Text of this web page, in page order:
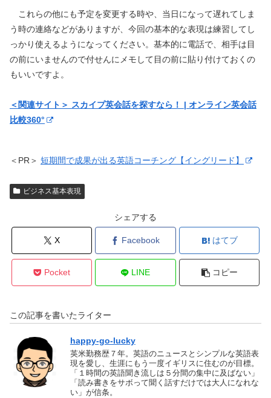
これらの他にも予定を変更する時や、当日になって遅れてしま
う時の連絡などがありますが、今回の基本的な表現は練習してし
っかり使えるようになってください。基本的に電話で、相手は目
の前にいませんので付せんにメモして目の前に貼り付けておくの
もいいですよ。
＜関連サイト＞ スカイプ英会話を探すなら！ | オンライン英会話
比較360°
＜PR＞ 短期間で成果が出る英語コーチング【イングリード】
ビジネス基本表現
シェアする
X Facebook はてブ
Pocket LINE コピー
この記事を書いたライター
happy-go-lucky
英米勤務歴７年。英語のニュースとシンプルな英語表
現を愛し、生涯にもう一度イギリスに住むのが目標。
「１時間の英語聞き流しは５分間の集中に及ばない」
「読み書きをサボって聞く話すだけでは大人になれな
い」が信条。